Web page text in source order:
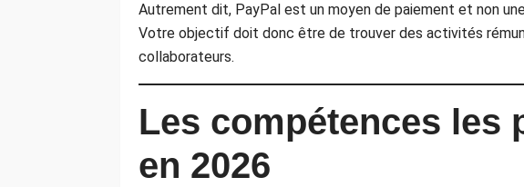
Autrement dit, PayPal est un moyen de paiement et non
Votre objectif doit donc être de trouver des activités
collaborateurs.
Les compétences les
en 2026